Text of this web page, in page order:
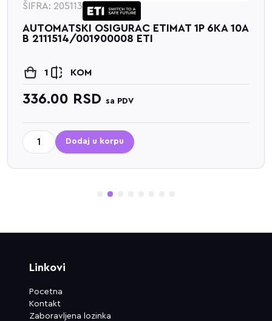
ŠIFRA: 205113
AUTOMATSKI OSIGURAC ETIMAT 1P 6KA 10A
B 2111514/001900008 ETI
1 KOM
336.00 RSD sa PDV
Dodaj u korpu
5
Linkovi
Pocetna
Kontakt
Zaboravljena lozinka